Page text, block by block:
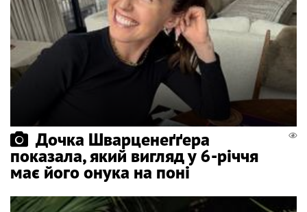
Дочка Шварценеґґера
показала, який вигляд у 6-річчя
має його онука на поні